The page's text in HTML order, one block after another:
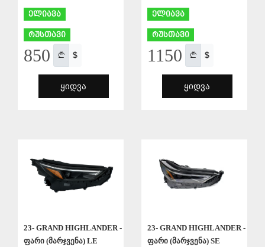
ელიავა
რუსთავი
850 $
ᲧᲘᲓᲕᲐ
ელიავა
რუსთავი
1150 $
ᲧᲘᲓᲕᲐ
23- GRAND HIGHLANDER -
ფარი (მარჯვენა) LE
23- GRAND HIGHLANDER -
ფარი (მარჯვენა) SE